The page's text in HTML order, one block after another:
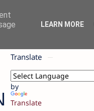
Translate
by
Translate
LEARN MORE